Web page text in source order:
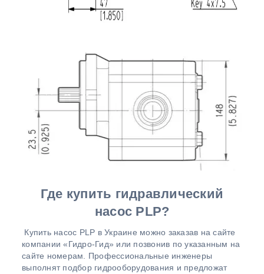
Где купить гидравлический
насос PLP?
Купить насос PLP в Украине можно заказав на сайте
компании «Гидро-Гид» или позвонив по указанным на
сайте номерам. Профессиональные инженеры
выполнят подбор гидрооборудования и предложат